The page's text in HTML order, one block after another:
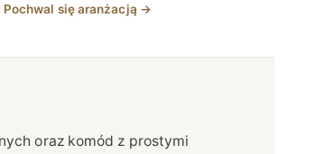
Pochwal się aranżacją →